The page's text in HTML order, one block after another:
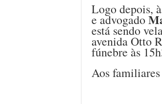
Logo depois,
e advogado
está sendo
avenida Otto
fúnebre às
Aos familiares